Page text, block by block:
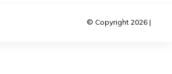
© Copyright 2026 |